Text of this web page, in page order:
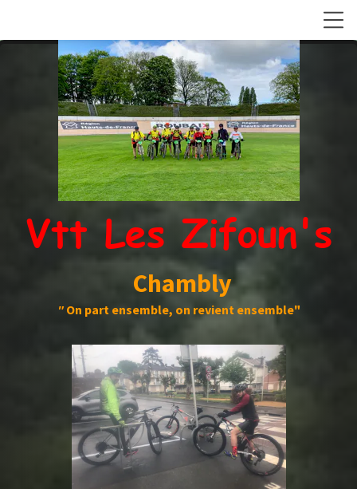
Vtt Les Zifoun's
Chambly
"On part ensemble, on revient ensemble"